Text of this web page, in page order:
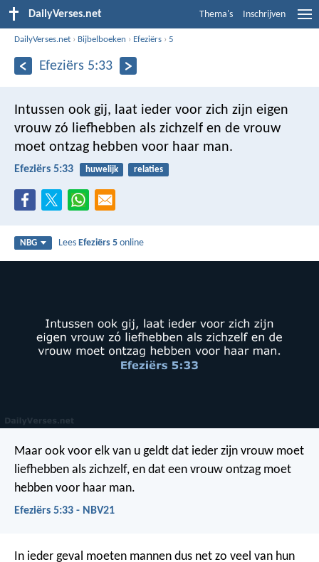
DailyVerses.net Thema's Inschrijven
DailyVerses.net › Bijbelboeken › Efeziërs ›5
Efeziërs 5:33
Intussen ook gij, laat ieder voor zich zijn eigen
vrouw zó liefhebben als zichzelf en de vrouw
moet ontzag hebben voor haar man.
Efeziërs 5:33 huwelijk relaties
NBG LeesEfeziërs 5 online
Maar ook voor elk van u geldt dat ieder zijn vrouw moet
liefhebben als zichzelf, en dat een vrouw ontzag moet
hebben voor haar man.
Efeziërs 5:33 - NBV21
In ieder geval moeten mannen dus net zo veel van hun